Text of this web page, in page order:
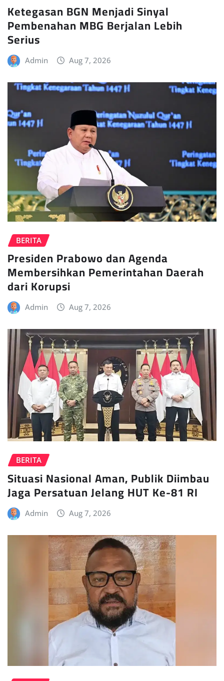
Ketegasan BGN Menjadi Sinyal
Pembenahan MBG Berjalan Lebih
Serius
Admin Aug 7, 2026
BERITA
Presiden Prabowo dan Agenda
Membersihkan Pemerintahan Daerah
dari Korupsi
Admin Aug 7, 2026
BERITA
Situasi Nasional Aman, Publik Diimbau
Jaga Persatuan Jelang HUT Ke-81 RI
Admin Aug 7, 2026